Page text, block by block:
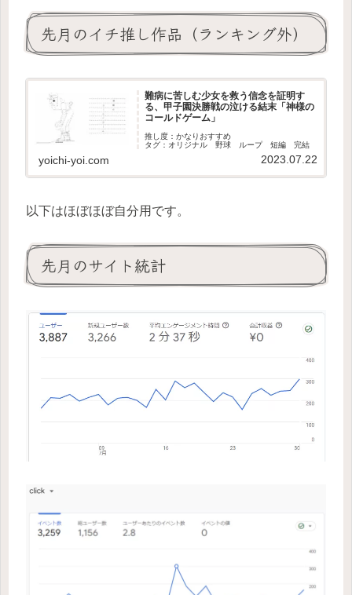
先月のイチ推し作品（ランキング外）
難病に苦しむ少女を救う信念を証明す
る、甲子園決勝戦の泣ける結末「神様の
コールドゲーム」
推し度：かなりおすすめ
タグ：オリジナル 野球 ループ 短編 完結
yoichi-yoi.com 2023.07.22
以下はほぼほぼ自分用です。
先月のサイト統計